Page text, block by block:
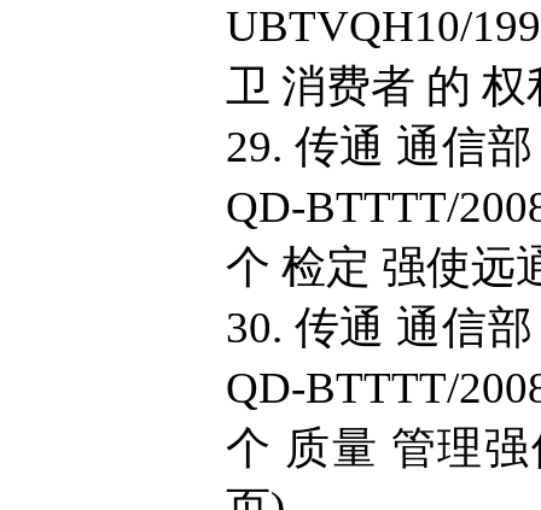
UBTVQH10/
卫 消费者 的 权
29. 传通 通信
QD-BTTTT/
个 检定 强使远
30. 传通 通信
QD-BTTTT/
个 质量 管理